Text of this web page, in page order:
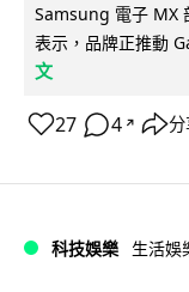
Samsung 電子 MX
表示，品牌正推動
文
27 4 ↗
科技娛樂 生活娛